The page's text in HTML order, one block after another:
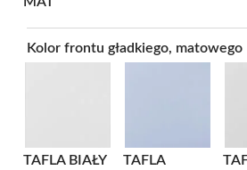
Kolor frontu gładkiego, matowego
TAFLA BIAŁY
TAFLA